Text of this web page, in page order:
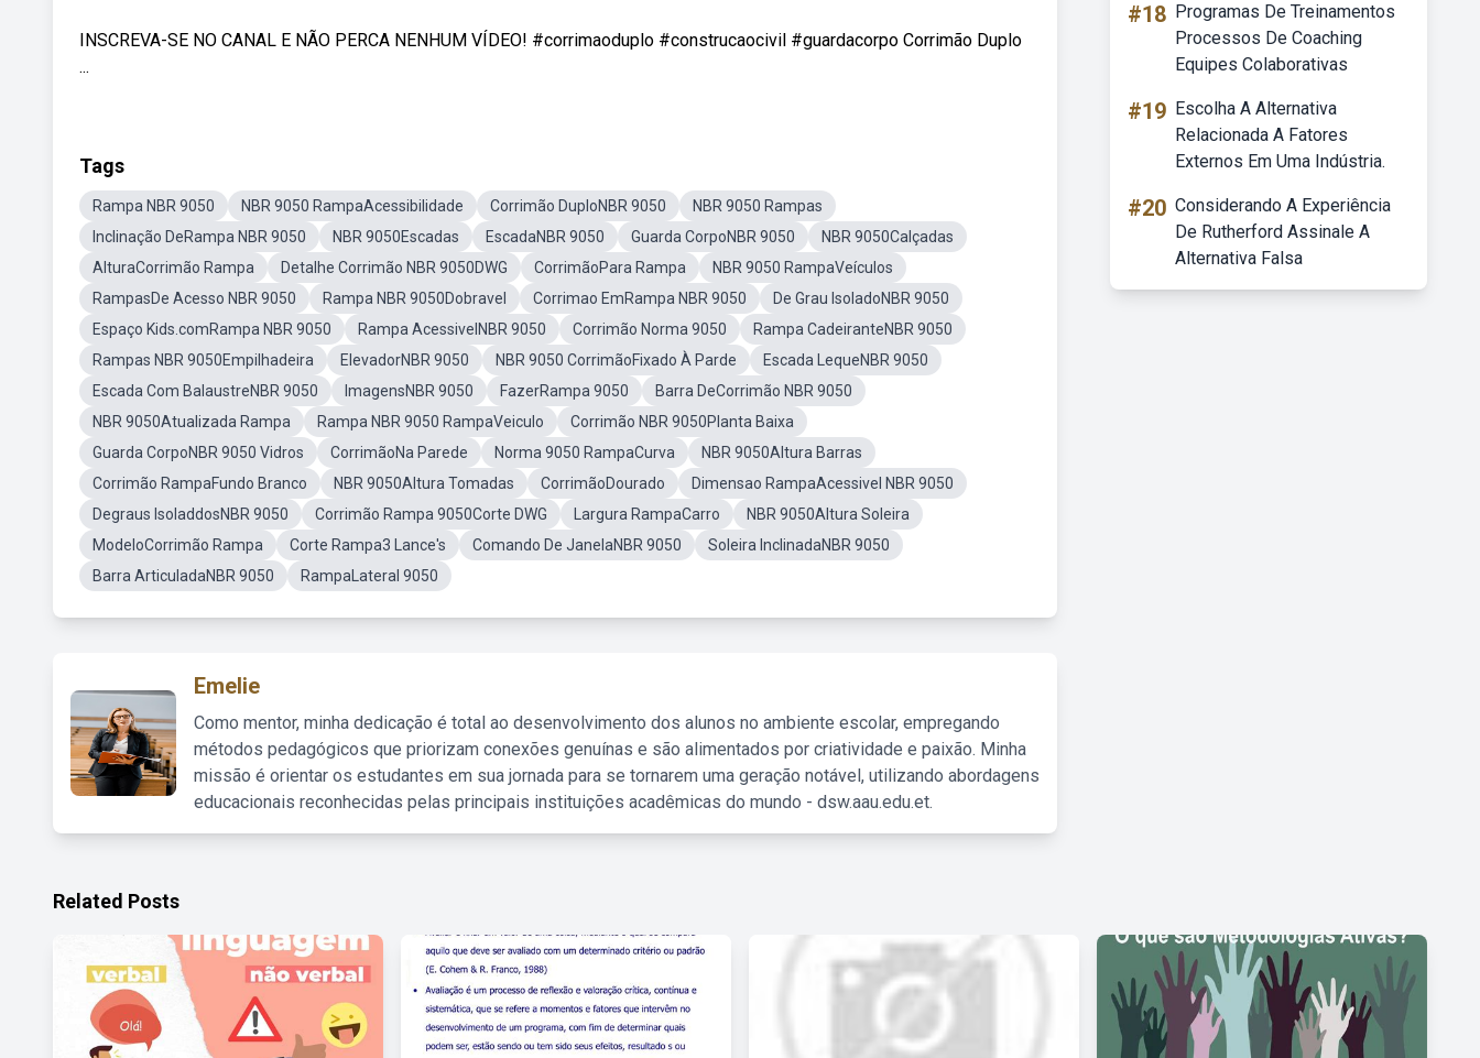
INSCREVA-SE NO CANAL E NÃO PERCA NENHUM VÍDEO! #corrimaoduplo #construcaocivil #guardacorpo Corrimão Duplo
...
Tags
Rampa NBR 9050 NBR 9050 RampaAcessibilidade Corrimão DuploNBR 9050
NBR 9050 Rampas
Inclinação DeRampa NBR 9050
NBR 9050Escadas EscadaNBR 9050 Guarda CorpoNBR 9050
NBR 9050Calçadas
AlturaCorrimão Rampa
Detalhe Corrimão NBR 9050DWG CorrimãoPara Rampa
NBR 9050 RampaVeículos
RampasDe Acesso NBR 9050
Rampa NBR 9050Dobravel Corrimao EmRampa NBR 9050
De Grau IsoladoNBR 9050
Espaço Kids.comRampa NBR 9050
Rampa AcessivelNBR 9050 Corrimão Norma 9050
Rampa CadeiranteNBR 9050
Rampas NBR 9050Empilhadeira
ElevadorNBR 9050 NBR 9050 CorrimãoFixado À Parde
Escada LequeNBR 9050
Escada Com BalaustreNBR 9050
ImagensNBR 9050 FazerRampa 9050
Barra DeCorrimão NBR 9050
NBR 9050Atualizada Rampa
Rampa NBR 9050 RampaVeiculo
Corrimão NBR 9050Planta Baixa
Guarda CorpoNBR 9050 Vidros
CorrimãoNa Parede Norma 9050 RampaCurva
NBR 9050Altura Barras
Corrimão RampaFundo Branco
NBR 9050Altura Tomadas CorrimãoDourado
Dimensao RampaAcessivel NBR 9050
Degraus IsoladdosNBR 9050
Corrimão Rampa 9050Corte DWG Largura RampaCarro
NBR 9050Altura Soleira
ModeloCorrimão Rampa
Corte Rampa3 Lance's Comando De JanelaNBR 9050
Soleira InclinadaNBR 9050
Barra ArticuladaNBR 9050
RampaLateral 9050
Emelie
Como mentor, minha dedicação é total ao desenvolvimento dos alunos no ambiente escolar, empregando
métodos pedagógicos que priorizam conexões genuínas e são alimentados por criatividade e paixão. Minha
missão é orientar os estudantes em sua jornada para se tornarem uma geração notável, utilizando abordagens
educacionais reconhecidas pelas principais instituições acadêmicas do mundo - dsw.aau.edu.et.
#18 Programas De Treinamentos
Processos De Coaching
Equipes Colaborativas
#19 Escolha A Alternativa
Relacionada A Fatores
Externos Em Uma Indústria.
#20 Considerando A Experiência
De Rutherford Assinale A
Alternativa Falsa
Related Posts